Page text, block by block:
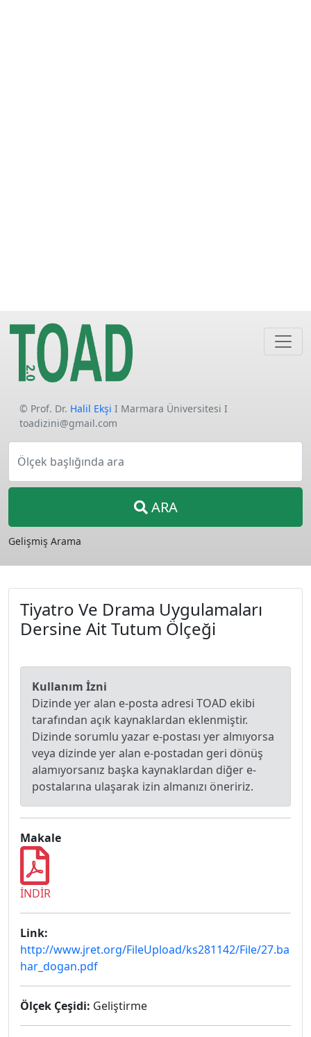
© Prof. Dr. Halil Ekşi I Marmara Üniversitesi I
toadizini@gmail.com
Ölçek başlığında ara
ARA
Gelişmiş Arama
Tiyatro Ve Drama Uygulamaları
Dersine Ait Tutum Ölçeği
Kullanım İzni
Dizinde yer alan e-posta adresi TOAD ekibi
tarafından açık kaynaklardan eklenmiştir.
Dizinde sorumlu yazar e-postası yer almıyorsa
veya dizinde yer alan e-postadan geri dönüş
alamıyorsanız başka kaynaklardan diğer e-
postalarına ulaşarak izin almanızı öneririz.
Makale
İNDİR
Link:
http://www.jret.org/FileUpload/ks281142/File/27.ba
har_dogan.pdf
Ölçek Çeşidi: Geliştirme